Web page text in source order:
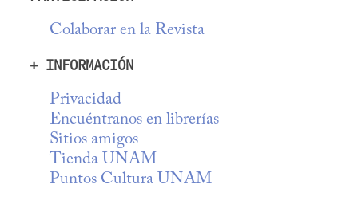
Colaborar en la Revista
+ INFORMACIÓN
Privacidad
Encuéntranos en librerías
Sitios amigos
Tienda UNAM
Puntos Cultura UNAM